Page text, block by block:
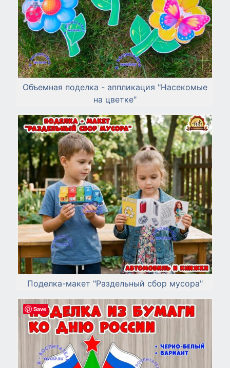
Объемная поделка - аппликация "Насекомые
на цветке"
Поделка-макет "Раздельный сбор мусора"
Save